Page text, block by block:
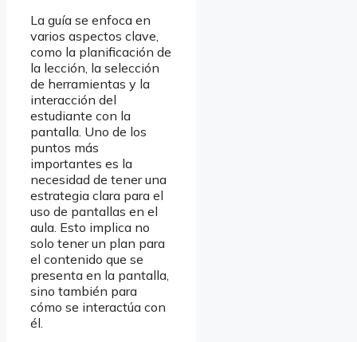
La guía se enfoca en
varios aspectos clave,
como la planificación de
la lección, la selección
de herramientas y la
interacción del
estudiante con la
pantalla. Uno de los
puntos más
importantes es la
necesidad de tener una
estrategia clara para el
uso de pantallas en el
aula. Esto implica no
solo tener un plan para
el contenido que se
presenta en la pantalla,
sino también para
cómo se interactúa con
él.